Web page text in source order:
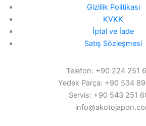
Gizlilik Politikası
KVKK
İptal ve İade
Satış Sözleşmesi
Telefon: +90 224 251
Yedek Parça: +90 534
Servis: +90 543 251